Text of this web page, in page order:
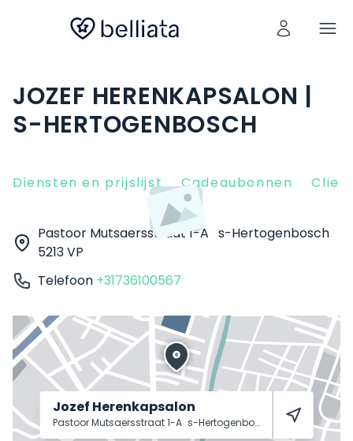
JOZEF HERENKAPSALON |
S-HERTOGENBOSCH
Diensten en prijslijst Cadeaubonnen
Pastoor Mutsaersstraat 1-A s-Hertogenbosch
5213 VP
Telefoon +31736100567
Jozef Herenkapsalon
Pastoor Mutsaersstraat 1-A s-Hertogenbosch 5213 VP